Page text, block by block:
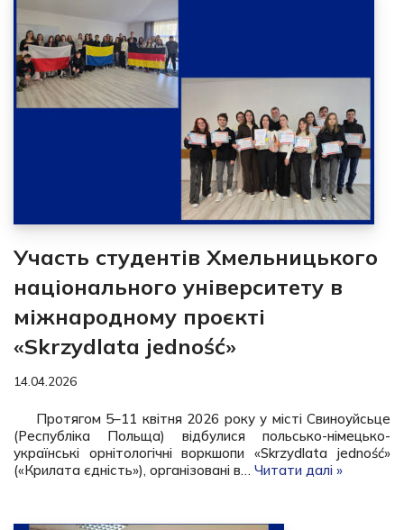
Участь студентів Хмельницького
національного університету в
міжнародному проєкті
«Skrzydlata jedność»
14.04.2026
Протягом 5–11 квітня 2026 року у місті Свиноуйсьце
(Республіка Польща) відбулися польсько-німецько-
українські орнітологічні воркшопи «Skrzydlata jedność»
(«Крилата єдність»), організовані в… Читати далі »